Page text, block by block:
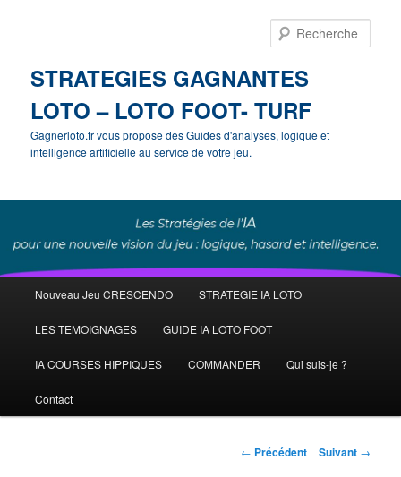
STRATEGIES GAGNANTES
LOTO – LOTO FOOT- TURF
Gagnerloto.fr vous propose des Guides d'analyses, logique et
intelligence artificielle au service de votre jeu.
principal
Aller
au
contenu
Nouveau Jeu CRESCENDO STRATEGIE IA LOTO
LES TEMOIGNAGES GUIDE IA LOTO FOOT
IA COURSES HIPPIQUES COMMANDER Qui suis-je ?
Contact
Navigation
← Précédent Suivant →